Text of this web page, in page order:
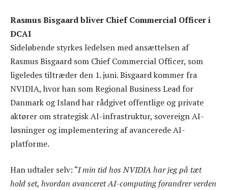
Rasmus Bisgaardbliver Chief Commercial Officer i
DCAI
Sideløbende styrkes ledelsen med ansættelsen af
Rasmus Bisgaard som Chief Commercial Officer, som
ligeledes tiltræder den 1. juni. Bisgaard kommer fra
NVIDIA, hvor han som Regional Business Lead for
Danmark og Island har rådgivet offentlige og private
aktører om strategisk AI-infrastruktur, sovereign AI-
løsninger og implementering af avancerede AI-
platforme.
Han udtaler selv: “I min tid hos NVIDIA har jeg på tæt
hold set, hvordan avanceret AI-computing forandrer verden